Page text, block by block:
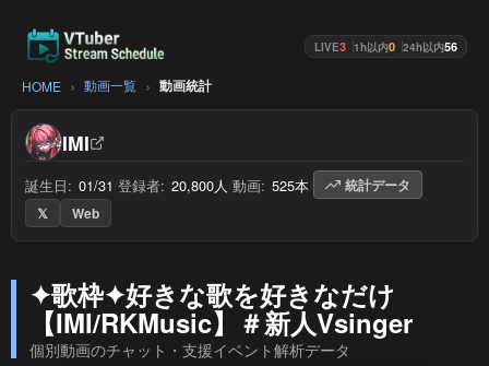
LIVE3 1h以内0 24h以内56
HOME 動画一覧 動画統計
IMI
誕生日: 01/31 登録者: 20,800人 動画: 525本
統計データ
𝕏
Web
✦歌枠✦好きな歌を好きなだけ
【IMI/RKMusic】＃新人Vsinger
個別動画のチャット・支援イベント解析データ